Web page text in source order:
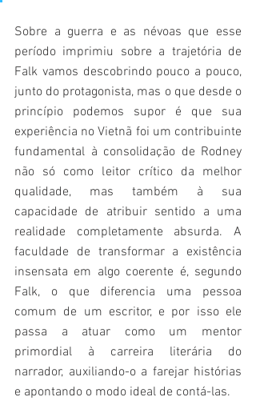
Sobre a guerra e as névoas que esse
período imprimiu sobre a trajetória de
Falk vamos descobrindo pouco a pouco,
junto do protagonista, mas o que desde o
princípio podemos supor é que sua
experiência no Vietnã foi um contribuinte
fundamental à consolidação de Rodney
não só como leitor crítico da melhor
qualidade, mas também à sua
capacidade de atribuir sentido a uma
realidade completamente absurda. A
faculdade de transformar a existência
insensata em algo coerente é, segundo
Falk, o que diferencia uma pessoa
comum de um escritor, e por isso ele
passa a atuar como um mentor
primordial à carreira literária do
narrador, auxiliando-o a farejar histórias
e apontando o modo ideal de contá-las.